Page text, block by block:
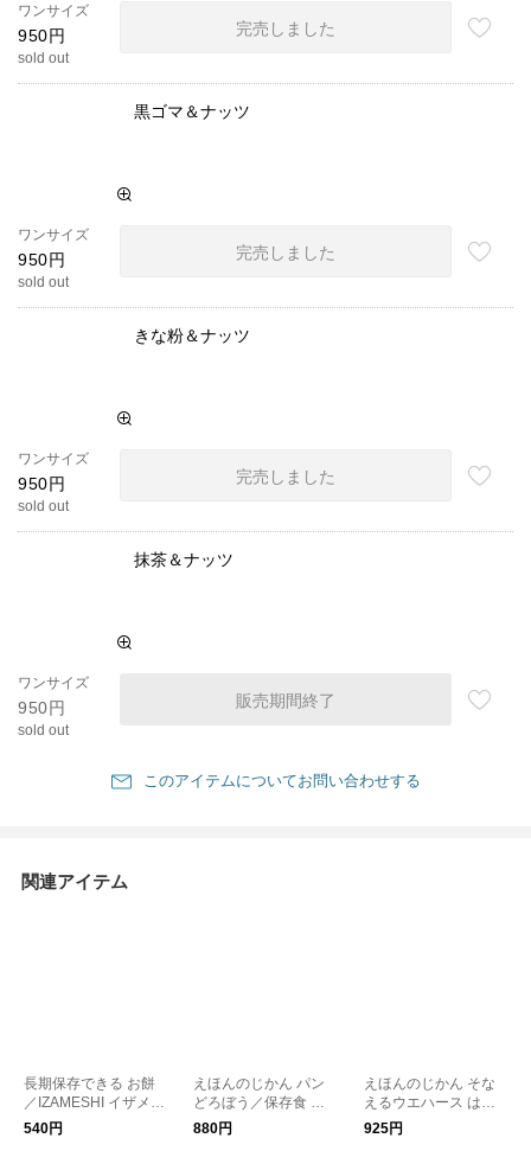
ワンサイズ
950円
sold out
完売しました
黒ゴマ＆ナッツ
ワンサイズ
950円
sold out
完売しました
きな粉＆ナッツ
ワンサイズ
950円
sold out
完売しました
抹茶＆ナッツ
ワンサイズ
950円
sold out
販売期間終了
このアイテムについてお問い合わせする
関連アイテム
長期保存できる お餅
／IZAMESHI イザメシ
防災 保存食
540円
えほんのじかん パン
どろぼう／保存食 備
蓄食 非常食 防災グッ
ズ 防災用品
880円
えほんのじかん そな
えるウエハース はら
ぺこあおむし／保存食
備蓄食 非常食 防災グ
925円